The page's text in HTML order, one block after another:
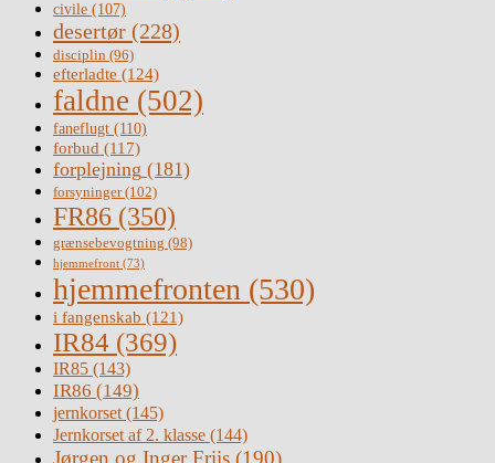
civile (107)
desertør (228)
disciplin (96)
efterladte (124)
faldne (502)
faneflugt (110)
forbud (117)
forplejning (181)
forsyninger(102)
FR86 (350)
grænsebevogtning (98)
hjemmefront (73)
hjemmefronten (530)
i fangenskab (121)
IR84 (369)
IR85 (143)
IR86 (149)
jernkorset(145)
Jernkorset af 2. klasse (144)
Jørgen og Inger Friis (190)